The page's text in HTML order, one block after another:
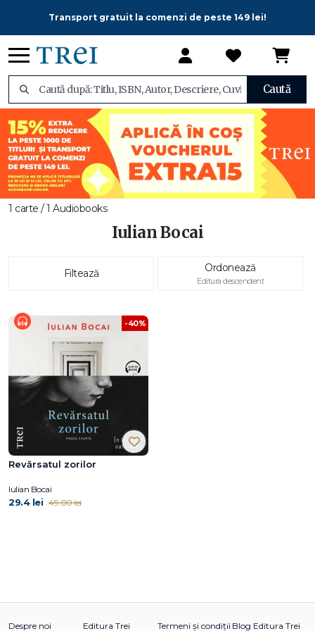
Transport gratuit la comenzi de peste 149 lei!
Caută
1 carte / 1 Audiobooks
Iulian Bocai
Filtează Ordonează
Editura descendent
-40%
Revărsatul zorilor
Iulian Bocai
29.4 lei 49.00 lei
Despre noi Editura Trei Termeni și condiții Blog Editura Trei